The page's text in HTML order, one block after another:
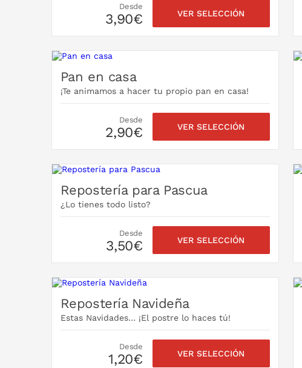
Desde
3,90€ VER SELECCIÓN
Pan en casa
¡Te animamos a hacer tu propio pan en casa!
Desde
2,90€ VER SELECCIÓN
Repostería para Pascua
¿Lo tienes todo listo?
Desde
3,50€ VER SELECCIÓN
Repostería Navideña
Estas Navidades… ¡El postre lo haces tú!
Desde
1,20€ VER SELECCIÓN